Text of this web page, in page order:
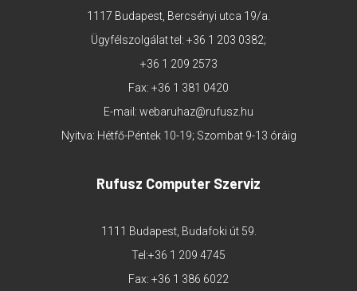
1117 Budapest, Bercsényi utca 19/a.
Ügyfélszolgálat tel: +36 1 203 0382;
+36 1 209 2573
Fax: +36 1 381 0420
E-mail: webaruhaz@rufusz.hu
Nyitva: Hétfő-Péntek 10-19; Szombat 9-13 óráig
Rufusz Computer Szerviz
1111 Budapest, Budafoki út 59.
Tel:+36 1 209 4745
Fax: +36 1 386 6022